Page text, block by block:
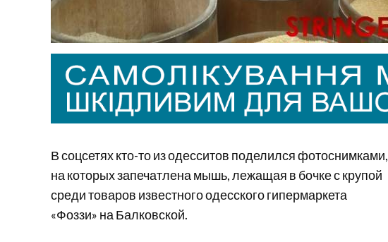
В соцсетях кто-то из одесситов поделился фотоснимками,
на которых запечатлена мышь, лежащая в бочке с крупой
среди товаров известного одесского гипермаркета
«Фоззи» на Балковской.